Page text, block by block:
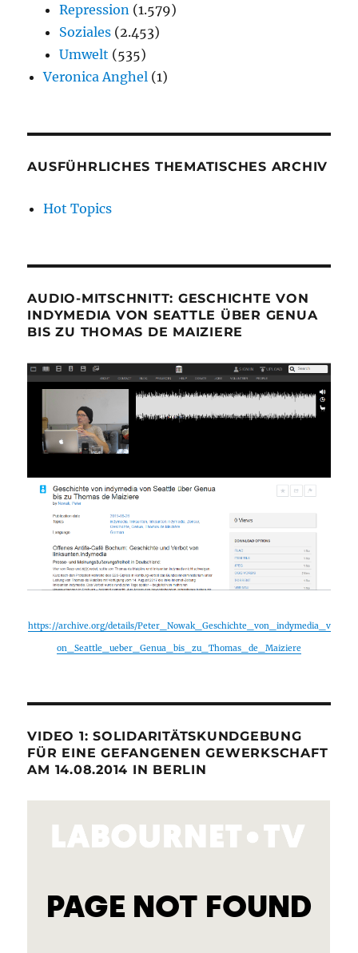
Repression (1.579)
Soziales (2.453)
Umwelt (535)
Veronica Anghel (1)
AUSFÜHRLICHES THEMATISCHES ARCHIV
Hot Topics
AUDIO-MITSCHNITT: GESCHICHTE VON
INDYMEDIA VON SEATTLE ÜBER GENUA
BIS ZU THOMAS DE MAIZIERE
https://archive.org/details/Peter_Nowak_Geschichte_von_indymedia_v
on_Seattle_ueber_Genua_bis_zu_Thomas_de_Maiziere
VIDEO 1: SOLIDARITÄTSKUNDGEBUNG
FÜR EINE GEFANGENEN GEWERKSCHAFT
AM 14.08.2014 IN BERLIN